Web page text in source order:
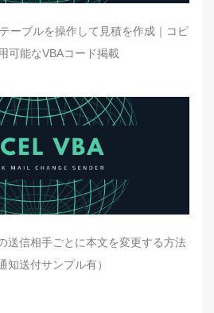
ーブルを操作して見積を作成｜コピ
可能なVBAコード掲載
送信相手ごとに本文を変更する方法
知送付サンプル有）